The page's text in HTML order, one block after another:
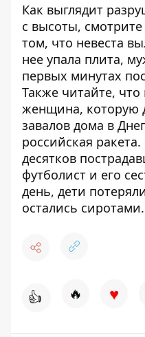
Как выглядит
с высоты, смотрите
том, что невеста
нее упала плита,
первых минутах
Также читайте,
женщина, которую
завалов дома в
российская ракета.
десятков
футболист и его
день, дети
остались сиротами.
👍 🔥 ♥